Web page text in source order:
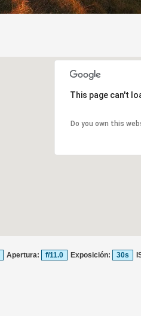
This page can't
Do you own this
Apertura: f/11.0 Exposición: 30s